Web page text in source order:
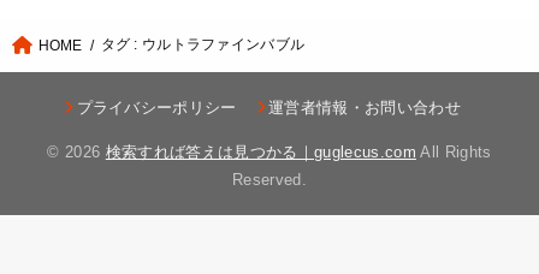
HOME タグ : ウルトラファインバブル
プライバシーポリシー 運営者情報・お問い合わせ
© 2026 検索すれば答えは見つかる｜guglecus.com All Rights
Reserved.